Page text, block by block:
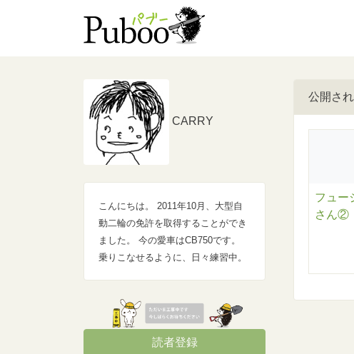
公開さ
フュー
さん②
CARRY
こんにちは。 2011年10月、大型自
動二輪の免許を取得することができ
ました。 今の愛車はCB750です。
乗りこなせるように、日々練習中。
読者登録